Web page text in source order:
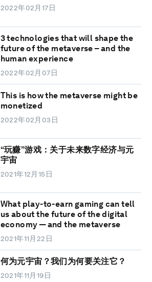
2022年02月17日
3 technologies that will shape the
future of the metaverse – and the
human experience
2022年02月07日
This is how the metaverse might be
monetized
2022年02月03日
“玩赚”游戏：关于未来数字经济与元
宇宙
2021年12月15日
What play-to-earn gaming can tell
us about the future of the digital
economy — and the metaverse
2021年11月22日
何为元宇宙？我们为何要关注它？
2021年11月19日